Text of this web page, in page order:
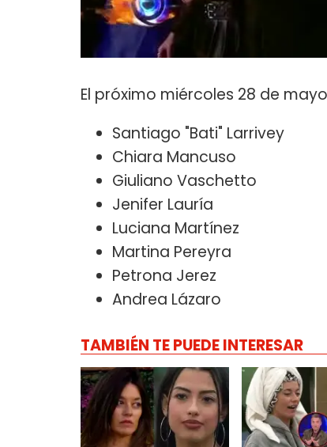
El próximo miércoles 28 de
Santiago "Bati" Larrivey
Chiara Mancuso
Giuliano Vaschetto
Jenifer Lauría
Luciana Martínez
Martina Pereyra
Petrona Jerez
Andrea Lázaro
TAMBIÉN TE PUEDE INTERESAR